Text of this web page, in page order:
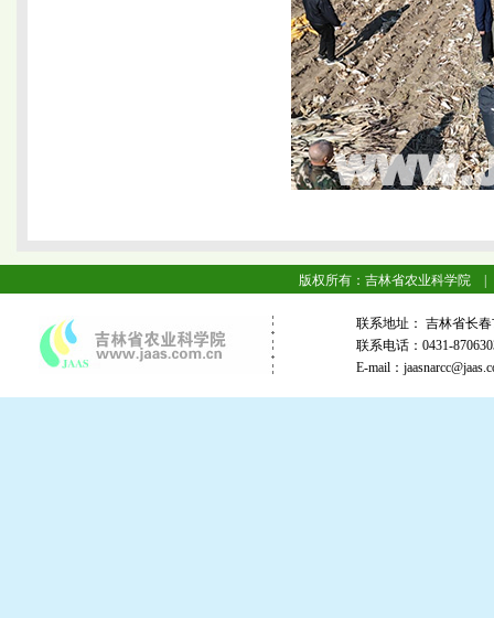
版权所有：吉林省农业科学院 |
联系地址： 吉林省
联系电话：0431-
E-mail：